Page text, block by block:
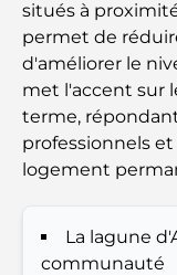
Les
votre guide
Les meilleurs
mélange de
Dubaï
situés à
permet de
d'améliorer le
met l'accent sur
terme,
professionnels
logement
La lagune
communauté